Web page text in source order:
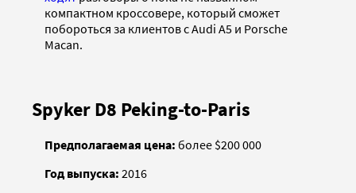
компактном кроссовере, который сможет
побороться за клиентов с Audi A5 и Porsche
Macan.
Spyker D8 Peking-to-Paris
Предполагаемая цена: более $200 000
Год выпуска: 2016